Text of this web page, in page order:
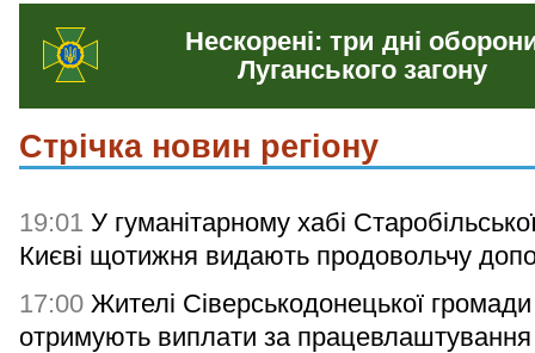
Нескорені: три дні
Луганського загону
Стрічка новин регіону
19:01 У гуманітарному хабі
Києві щотижня видають продовольчу
17:00 Жителі Сіверськодонецької
отримують виплати за